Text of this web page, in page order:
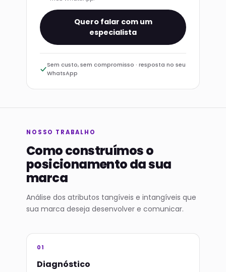
Quero falar com um
especialista
Sem custo, sem compromisso · resposta no seu
WhatsApp
NOSSO TRABALHO
Como construímos o
posicionamento da sua
marca
Análise dos atributos tangíveis e intangíveis que
sua marca deseja desenvolver e comunicar.
01
Diagnóstico